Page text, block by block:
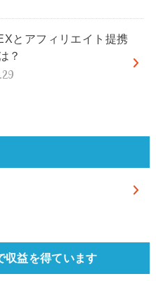
とアフィリエイト提携
？
収益を得ています